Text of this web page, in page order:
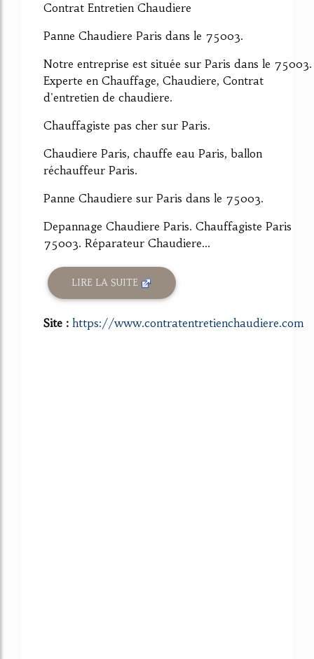
Contrat Entretien Chaudiere
Panne Chaudiere Paris dans le 75003.
Notre entreprise est située sur Paris dans le 75003.
Experte en Chauffage, Chaudiere, Contrat
d'entretien de chaudiere.
Chauffagiste pas cher sur Paris.
Chaudiere Paris, chauffe eau Paris, ballon
réchauffeur Paris.
Panne Chaudiere sur Paris dans le 75003.
Depannage Chaudiere Paris. Chauffagiste Paris
75003. Réparateur Chaudiere...
LIRE LA SUITE
Site : https://www.contratentretienchaudiere.com